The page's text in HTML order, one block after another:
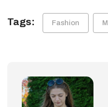
Tags: Fashion